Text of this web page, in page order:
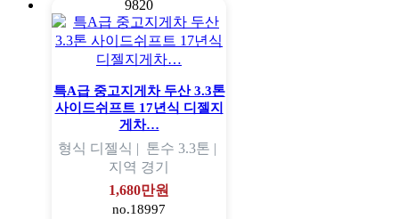
9820
특A급 중고지게차 두산 3.3톤
사이드쉬프트 17년식 디젤지
게차…
형식 디젤식 | 톤수 3.3톤 |
지역 경기
1,680만원
no.18997